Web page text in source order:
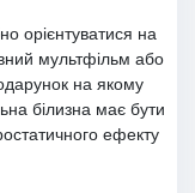
орієнтуватися на
мультфільм або
на якому
білизна має бути
ефекту